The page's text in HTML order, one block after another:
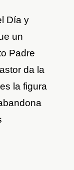
Día y
un
Padre
da la
la figura